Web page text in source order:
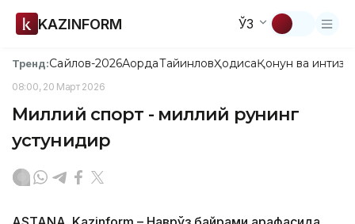
KAZINFORM ЎЗ
Тренд:Сайлов-2026АқордаТайинловҲодисаҚонун ва
08:00, 20 Март 2026
Миллий спорт - миллий руҳнинг
устунидир